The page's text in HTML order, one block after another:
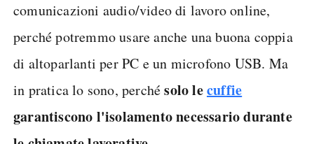
comunicazioni audio/video di lavoro online,
perché potremmo usare anche una buona coppia
di altoparlanti per PC e un microfono USB. Ma
in pratica lo sono, perchésolo lecuffie
garantiscono l'isolamento necessario durante